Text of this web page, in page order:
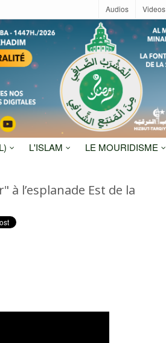
Audios Videos
L'ISLAM LE MOURIDISME
à l’esplanade Est de la